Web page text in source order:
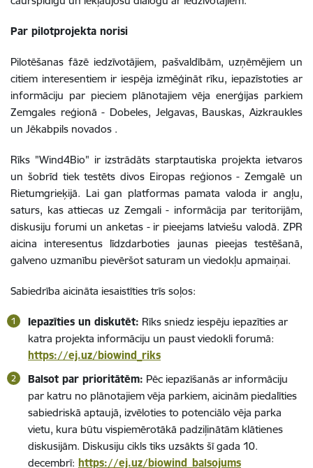
Par pilotprojekta norisi
Pilotēšanas fāzē iedzīvotājiem, pašvaldībām, uzņēmējiem un
citiem interesentiem ir iespēja izmēģināt rīku, iepazīstoties ar
informāciju par pieciem plānotajiem vēja enerģijas parkiem
Zemgales reģionā - Dobeles, Jelgavas, Bauskas, Aizkraukles
un Jēkabpils novados .
Rīks "Wind4Bio" ir izstrādāts starptautiska projekta ietvaros
un šobrīd tiek testēts divos Eiropas reģionos - Zemgalē un
Rietumgrieķijā. Lai gan platformas pamata valoda ir angļu,
saturs, kas attiecas uz Zemgali - informācija par teritorijām,
diskusiju forumi un anketas - ir pieejams latviešu valodā. ZPR
aicina interesentus līdzdarboties jaunas pieejas testēšanā,
galveno uzmanību pievēršot saturam un viedokļu apmaiņai.
Sabiedrība aicināta iesaistīties trīs soļos:
Iepazīties un diskutēt: Rīks sniedz iespēju iepazīties ar
katra projekta informāciju un paust viedokli forumā:
https://ej.uz/biowind_riks
Balsot par prioritātēm: Pēc iepazīšanās ar informāciju
par katru no plānotajiem vēja parkiem, aicinām piedalīties
sabiedriskā aptaujā, izvēloties to potenciālo vēja parka
vietu, kura būtu vispiemērotākā padziļinātām klātienes
diskusijām. Diskusiju cikls tiks uzsākts šī gada 10.
decembrī: https://ej.uz/biowind_balsojums